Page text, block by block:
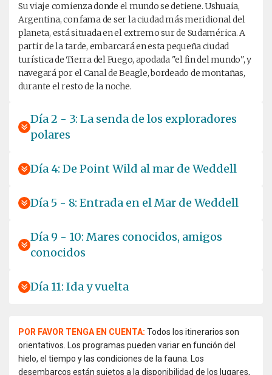
Su viaje comienza donde el mundo se detiene. Ushuaia,
Argentina, con fama de ser la ciudad más meridional del
planeta, está situada en el extremo sur de Sudamérica. A
partir de la tarde, embarcará en esta pequeña ciudad
turística de Tierra del Fuego, apodada "el fin del mundo", y
navegará por el Canal de Beagle, bordeado de montañas,
durante el resto de la noche.
Día 2 - 3: La senda de los exploradores
polares
Día 4: De Point Wild al mar de Weddell
Día 5 - 8: Entrada en el Mar de Weddell
Día 9 - 10: Mares conocidos, amigos
conocidos
Día 11: Ida y vuelta
POR FAVOR TENGA EN CUENTA: Todos los itinerarios son
orientativos. Los programas pueden variar en función del
hielo, el tiempo y las condiciones de la fauna. Los
desembarcos están sujetos a la disponibilidad de los lugares,